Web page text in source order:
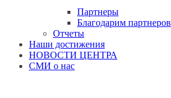
Партнеры
Благодарим партнеров
Отчеты
Наши достижения
НОВОСТИ ЦЕНТРА
СМИ о нас